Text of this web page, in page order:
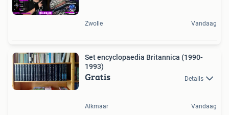
Zwolle Vandaag
Set encyclopaedia Britannica (1990-
1993)
Gratis Details
Alkmaar Vandaag